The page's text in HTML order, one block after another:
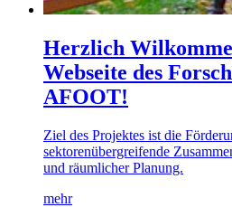
Herzlich
Webseite des
AFOOT!
Ziel des Projektes ist die
sektorenübergreifende
und räumlicher Planung.
mehr